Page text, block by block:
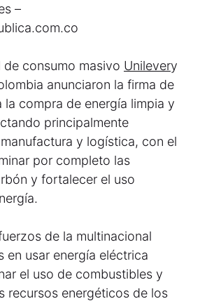
–
de consumo masivo Unilevery
anunciaron la firma de
la compra de energía limpia y
principalmente
y logística, con el
por completo las
y fortalecer el uso
de la multinacional
en usar energía eléctrica
el uso de combustibles y
recursos energéticos de los